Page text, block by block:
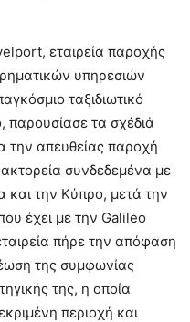
εταιρεία παροχής
υπηρεσιών
ταξιδιωτικό
παρουσίασε τα σχέδιά
την απευθείας παροχή
συνδεδεμένα με
και την Κύπρο, μετά την
έχει με την Galileo
πήρε την απόφαση
της συμφωνίας
της, η οποία
περιοχή και